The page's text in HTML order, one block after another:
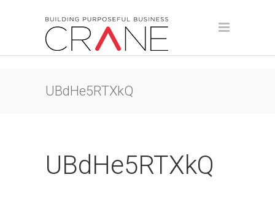
UBdHe5RTXkQ
UBdHe5RTXkQ